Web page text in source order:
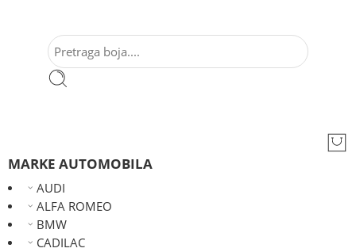
MARKE AUTOMOBILA
AUDI
ALFA ROMEO
BMW
CADILAC